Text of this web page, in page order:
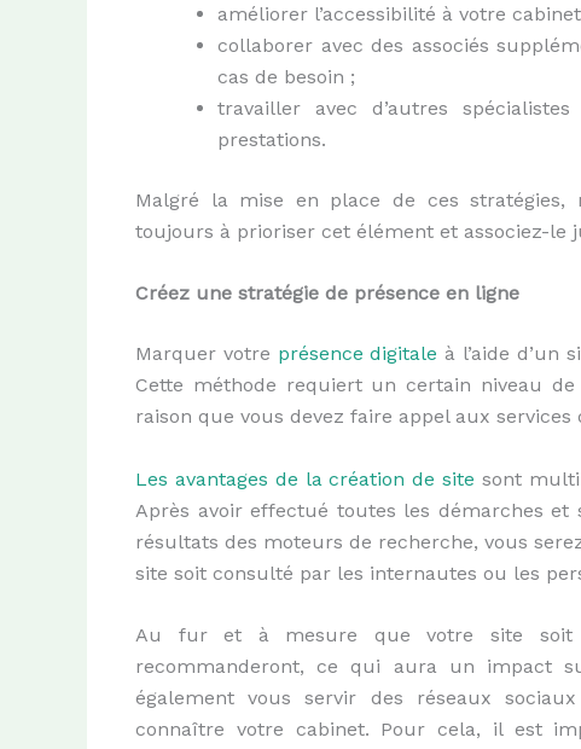
améliorer l’accessibilité à votre
collaborer avec des associés
cas de besoin ;
travailler avec d’autres
prestations.
Malgré la mise en place de ces stratégies,
toujours à prioriser cet élément et associez-le
Créez une stratégie de présence en ligne
Marquer votre présence digitale à l’aide d’un
Cette méthode requiert un certain niveau
raison que vous devez faire appel aux services
Les avantages de lacréation de site sont
Après avoir effectué toutes les démarches et
résultats des moteurs de recherche, vous
site soit consulté par les internautes ou les
Au fur et à mesure que votre site soit
recommanderont, ce qui aura un impact
également vous servir des réseaux
connaître votre cabinet. Pour cela, il est